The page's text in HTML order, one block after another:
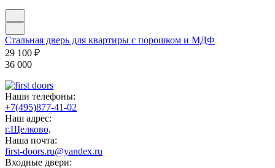
Стальная дверь для квартиры с порошком и МДФ
29 100 ₽
36 000
Наши телефоны:
+7(495)877-41-02
Наш адрес:
г.Щелково,
Наша почта:
first-doors.ru@yandex.ru
Входные двери: